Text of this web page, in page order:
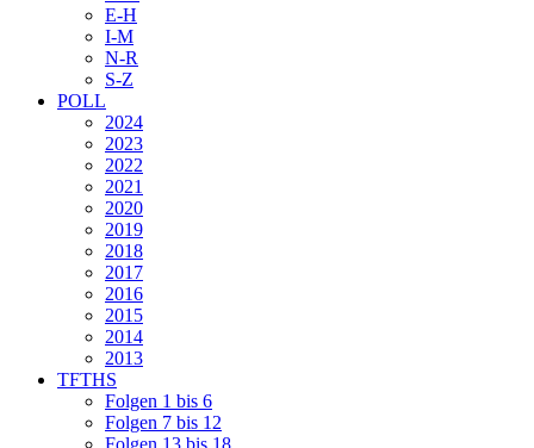
E-H
I-M
N-R
S-Z
POLL
2024
2023
2022
2021
2020
2019
2018
2017
2016
2015
2014
2013
TFTHS
Folgen 1 bis 6
Folgen 7 bis 12
Folgen 13 bis 18